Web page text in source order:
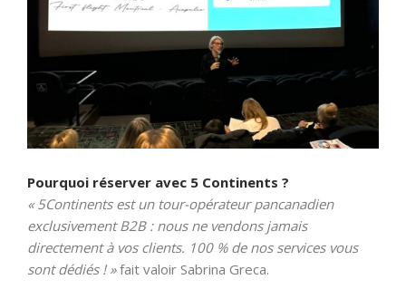
Pourquoi réserver avec 5 Continents ?
« 5Continents est un tour-opérateur pancanadien
exclusivement B2B : nous ne vendons jamais
directement à vos clients. 100 % de nos services vous
sont dédiés ! »fait valoir Sabrina Greca.